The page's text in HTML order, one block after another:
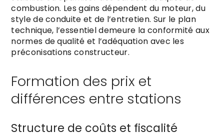
combustion. Les gains dépendent du moteur, du
style de conduite et de l’entretien. Sur le plan
technique, l’essentiel demeure la conformité aux
normes de qualité et l’adéquation avec les
préconisations constructeur.
Formation des prix et
différences entre stations
Structure de coûts et fiscalité